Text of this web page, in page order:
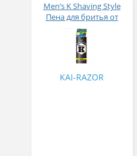
Men’s K Shaving Style
Пена для бритья от
порезов с протеинами
шёлка и алоэ 220 г
KAI-RAZOR